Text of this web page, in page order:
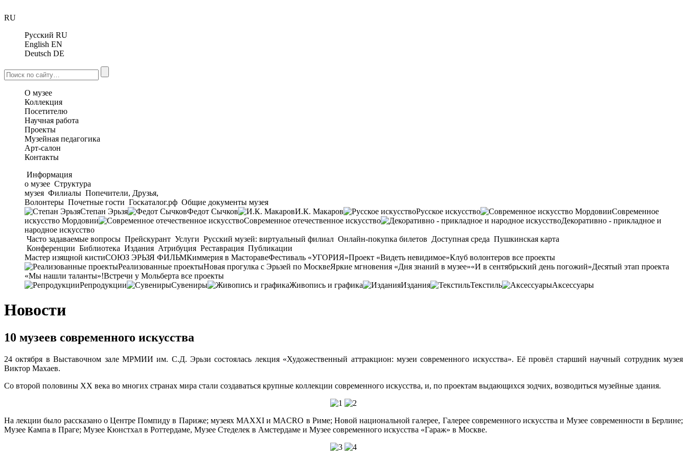
RU
Русский RU
English EN
Deutsch DE
О музее
Коллекция
Посетителю
Научная работа
Проекты
Музейная педагогика
Арт-салон
Контакты
Информация
о музее Структура
музея Филиалы Попечители, Друзья,
Волонтеры Почетные гости Госкаталог.рф Общие документы музея
Степан Эрьзя
Федот Сычков И.К. Макаров Русское искусство
Современное
искусство Мордовии
Современное отечественное искусство
Декоративно - прикладное и
народное искусство
Часто задаваемые вопросы Прейскурант Услуги Русский музей: виртуальный филиал Онлайн-покупка билетов Доступная среда Пушкинская карта
Конференции Библиотека Издания Атрибуция Реставрация Публикации
Мастер изящной кистиСОЮЗ ЭРЬЗЯ ФИЛЬМКиммерия в МасторавеФестиваль «УГОРИЯ»Проект «Видеть невидимое»Клуб волонтеров все проекты
Реализованные проектыНовая прогулка с Эрьзей по МосквеЯркие мгновения «Дня знаний в музее»«И в сентябрьский день погожий»Десятый этап проекта
«Мы нашли таланты»!Встречи у Мольберта все проекты
Репродукции
Сувениры Живопись и графика Издания Текстиль Аксессуары
Новости
10 музеев современного искусства
24 октября в Выставочном зале МРМИИ им. С.Д. Эрьзи состоялась лекция «Художественный аттракцион: музеи современного искусства». Её провёл старший научный сотрудник музея
Виктор Махаев.
Со второй половины XX века во многих странах мира стали создаваться крупные коллекции современного искусства, и, по проектам выдающихся зодчих, возводиться музейные здания.
На лекции было рассказано о Центре Помпиду в Париже; музеях MAXXI и MACRO в Риме; Новой национальной галерее, Галерее современного искусства и Музее современности в Берлине;
Музее Кампа в Праге; Музее Кюнстхал в Роттердаме, Музее Стеделек в Амстердаме и Музее современного искусства «Гараж» в Москве.